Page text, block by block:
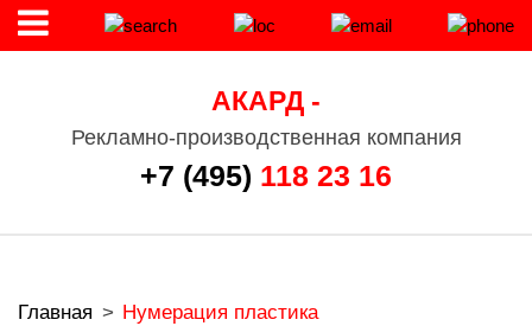
АКАРД -
Рекламно-производственная компания
+7 (495) 118 23 16
Главная > Нумерация пластика